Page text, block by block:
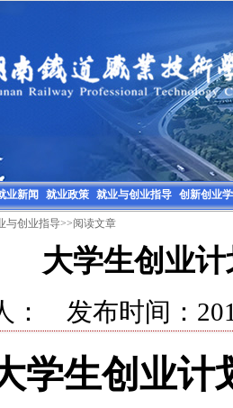
业新闻 就业政策 就业与创业指导 创新创业
与创业指导>>阅读文章
大学生创业
： 发布时间：
学生创业计